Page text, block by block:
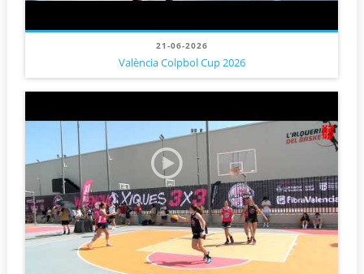
21-06-2026
València Colpbol Cup 2026